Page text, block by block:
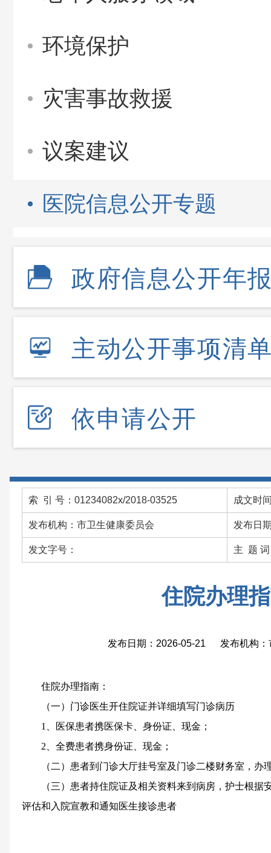
环境保护
灾害事故救援
议案建议
医院信息公开专题
政府信息公开年
主动公开事项清
依申请公开
索 引 号：01234082x/2018-03525 成文时
发布机构：市卫生健康委员会 发布日
发文字号： 主 题 词
住院办理
发布日期：2026-05-21 发布机构：
住院办理指南：
（一）门诊医生开住院证并详细填写门诊病历
1、医保患者携医保卡、身份证、现金；
2、全费患者携身份证、现金；
（二）患者到门诊大厅挂号室及门诊二楼财务室，
（三）患者持住院证及相关资料来到病房，护士根
评估和入院宣教和通知医生接诊患者